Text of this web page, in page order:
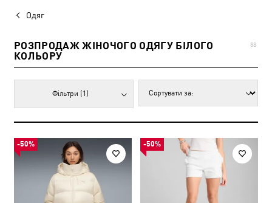
Одяг
РОЗПРОДАЖ ЖІНОЧОГО ОДЯГУ БІЛОГО
КОЛЬОРУ
88
Фільтри (1)
-50% -50%